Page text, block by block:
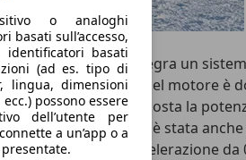
o analoghi
basati sull’accesso,
identificatori basati
(ad es. tipo di
lingua, dimensioni
possono essere
dell’utente per
a un’app o a
in alluminio, integra un
particolare sound del motore è
di coppia che sposta la
Formentor VZ5 è stata
km/h, mentre l'accelerazione da